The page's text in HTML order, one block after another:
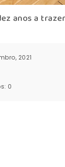
anos a
2021
0